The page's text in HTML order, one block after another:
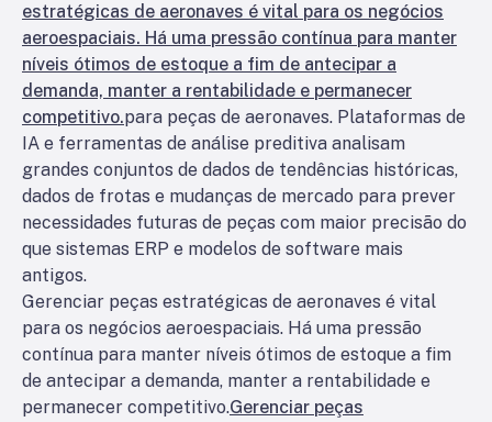
estratégicas de aeronaves é vital para os negócios
aeroespaciais. Há uma pressão contínua para manter
níveis ótimos de estoque a fim de antecipar a
demanda, manter a rentabilidade e permanecer
competitivo.para peças de aeronaves. Plataformas de
IA e ferramentas de análise preditiva analisam
grandes conjuntos de dados de tendências históricas,
dados de frotas e mudanças de mercado para prever
necessidades futuras de peças com maior precisão do
que sistemas ERP e modelos de software mais
antigos.
Gerenciar peças estratégicas de aeronaves é vital
para os negócios aeroespaciais. Há uma pressão
contínua para manter níveis ótimos de estoque a fim
de antecipar a demanda, manter a rentabilidade e
permanecer competitivo.Gerenciar peças